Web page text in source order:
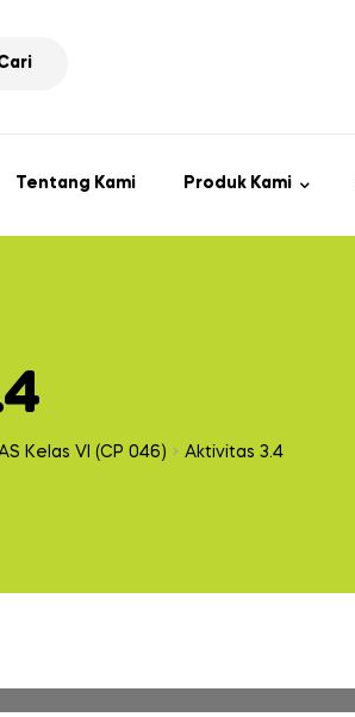
Tentang Kami Produk Kami
Kelas VI (CP 046) Aktivitas 3.4